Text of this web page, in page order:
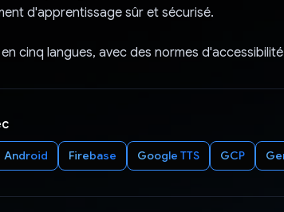
d'apprentissage sûr et sécurisé.
cinq langues, avec des normes
Android Firebase Google TTS GCP